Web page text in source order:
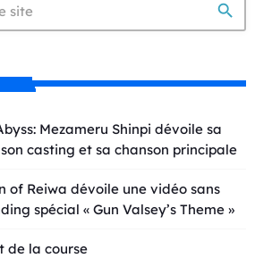
search
Mezameru Shinpi dévoile sa
casting et sa chanson principale
of Reiwa dévoile une vidéo sans
spécial « Gun Valsey’s Theme »
de la course